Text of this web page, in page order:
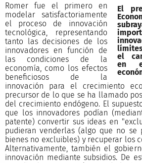
El
el
en
Romer fue el primero en
modelar satisfactoriamente
el proceso de innovación
tecnológica, representando
tanto las decisiones de los
innovadores en función de
las condiciones de la
economía, como los efectos
beneficiosos de la
innovación para el crecimiento
precursor de lo que se ha llamado
del crecimiento endógeno. El
que los innovadores podían
patente) convertir sus ideas en
pudieran venderlas (algo que no se
bienes no excluibles) y recuperar los
Alternativamente, también el
innovación mediante subsidios. De